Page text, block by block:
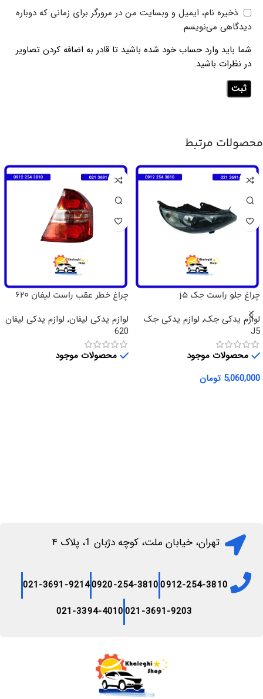
ذخیره نام، ایمیل و وبسایت من در مرورگر برای زمانی که دوباره
دیدگاهی می‌نویسم.
شما باید وارد حساب خود شده باشید تا قادر به اضافه کردن تصاویر
در نظرات باشید.
محصولات مرتبط
چراغ جلو راست جک j5
لوازم یدکی جک, لوازم یدکی جک
J5
محصولات موجود
5,060,000 تومان
چراغ خطر عقب راست لیفان 620
لوازم یدکی لیفان, لوازم یدکی لیفان
620
محصولات موجود
تهران، خیابان ملت، کوچه دژبان 1، پلاک ۴
0912-254-3810
0920-254-3810
021-3691-9214
021-3691-9203
021-3394-4010